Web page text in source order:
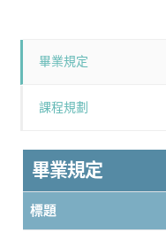
畢業規定
課程規劃
畢業規定
標題